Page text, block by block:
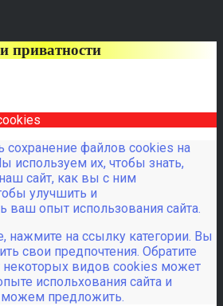
приватности
файлов cookies на
используем их, чтобы знать,
сайт, как вы с ним
улучшить и
ваш опыт использования сайта.
нажмите на ссылку категории. Вы
свои предпочтения. Обратите
некоторых видов cookies может
испольхования сайта и
можем предложить.